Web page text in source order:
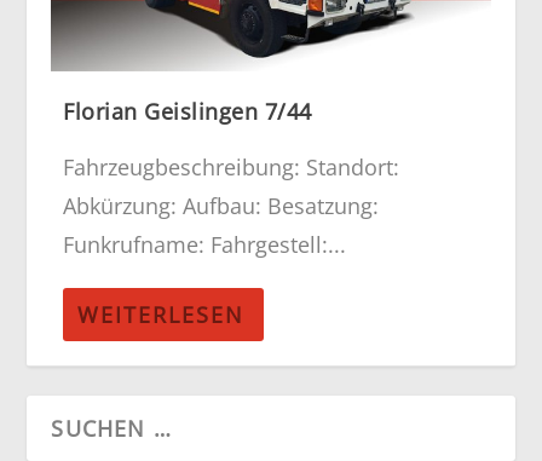
Florian Geislingen 7/44
Fahrzeugbeschreibung: Standort:
Abkürzung: Aufbau: Besatzung:
Funkrufname: Fahrgestell:...
WEITERLESEN